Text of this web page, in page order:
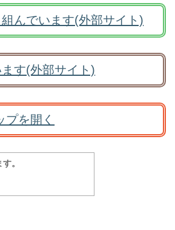
んでいます(外部サイト)
す(外部サイト)
を開く
。